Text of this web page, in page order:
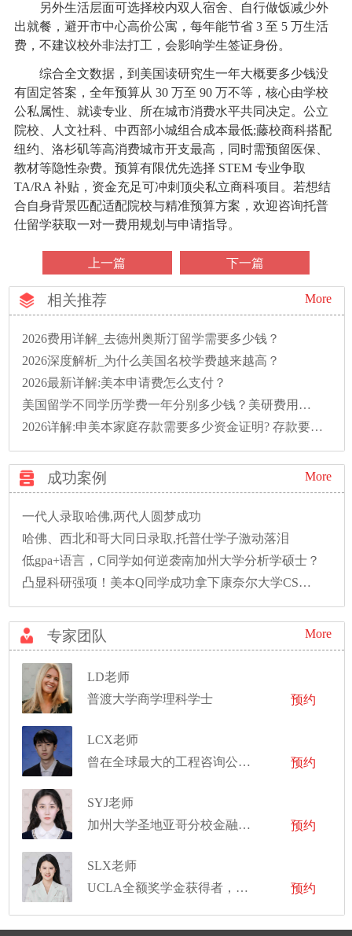
另外生活层面可选择校内双人宿舍、自行做饭减少外
出就餐，避开市中心高价公寓，每年能节省 3 至 5 万生活
费，不建议校外非法打工，会影响学生签证身份。
综合全文数据，到美国读研究生一年大概要多少钱没
有固定答案，全年预算从 30 万至 90 万不等，核心由学校
公私属性、就读专业、所在城市消费水平共同决定。公立
院校、人文社科、中西部小城组合成本最低;藤校商科搭配
纽约、洛杉矶等高消费城市开支最高，同时需预留医保、
教材等隐性杂费。预算有限优先选择 STEM 专业争取
TA/RA 补贴，资金充足可冲刺顶尖私立商科项目。若想结
合自身背景匹配适配院校与精准预算方案，欢迎咨询托普
仕留学获取一对一费用规划与申请指导。
上一篇 下一篇
相关推荐 More
2026费用详解_去德州奥斯汀留学需要多少钱？
2026深度解析_为什么美国名校学费越来越高？
2026最新详解:美本申请费怎么支付？
美国留学不同学历学费一年分别多少钱？美研费用明细汇总
2026详解:申美本家庭存款需要多少资金证明? 存款要存多久?
成功案例 More
一代人录取哈佛,两代人圆梦成功
哈佛、西北和哥大同日录取,托普仕学子激动落泪
低gpa+语言，C同学如何逆袭南加州大学分析学硕士？
凸显科研强项！美本Q同学成功拿下康奈尔大学CS硕士录取！
专家团队 More
LD老师
普渡大学商学理科学士
预约
LCX老师
曾在全球最大的工程咨询公司工作
预约
SYJ老师
加州大学圣地亚哥分校金融学硕士
预约
SLX老师
UCLA全额奖学金获得者，曾斩获三所藤校offer，拿到斯坦福大学心理学lab工作机会等
预约